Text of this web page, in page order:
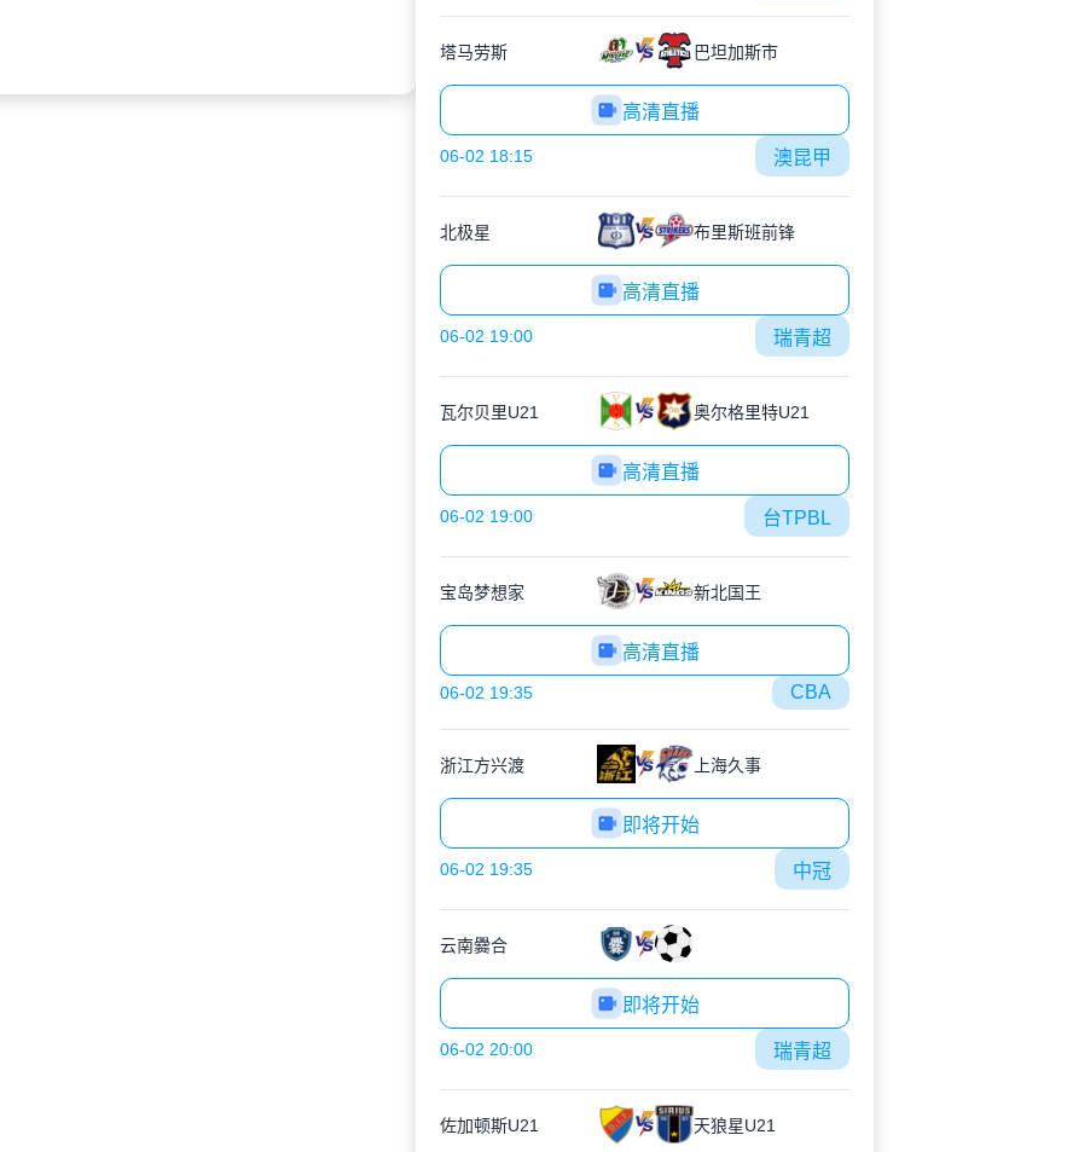
塔马劳斯 巴坦加斯市
高清直播
06-02 18:15 澳昆甲
北极星 布里斯班前锋
高清直播
06-02 19:00 瑞青超
瓦尔贝里U21 奥尔格里特U21
高清直播
06-02 19:00 台TPBL
宝岛梦想家 新北国王
高清直播
06-02 19:35 CBA
浙江方兴渡 上海久事
即将开始
06-02 19:35 中冠
云南爨合
即将开始
06-02 20:00 瑞青超
佐加顿斯U21 天狼星U21